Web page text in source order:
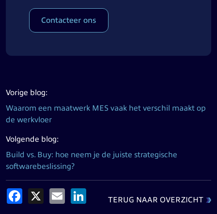
Contacteer ons
Vorige blog:
Waarom een maatwerk MES vaak het verschil maakt op
de werkvloer
Volgende blog:
Build vs. Buy: hoe neem je de juiste strategische
softwarebeslissing?
Facebook Email
TERUG NAAR OVERZICHT